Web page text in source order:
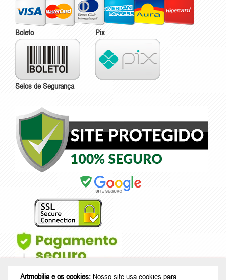
Boleto Pix
Selos de Segurança
Artmobilia e os cookies: Nosso site usa cookies para